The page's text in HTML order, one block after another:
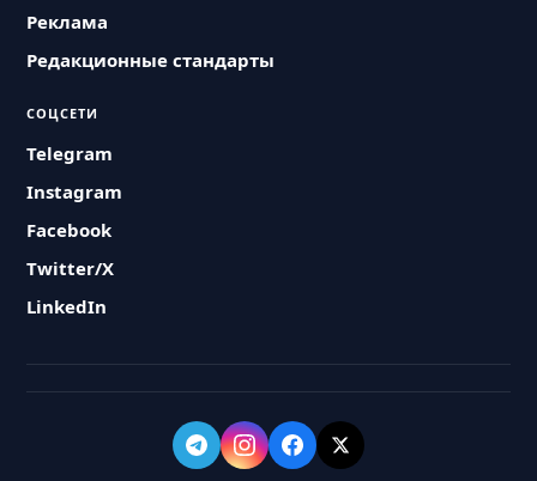
Реклама
Редакционные стандарты
СОЦСЕТИ
Telegram
Instagram
Facebook
Twitter/X
LinkedIn